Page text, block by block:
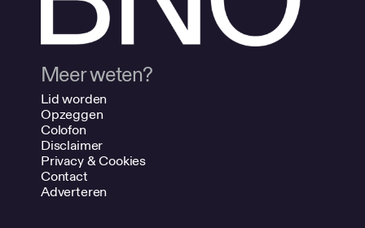
Meer weten?
Lid worden
Opzeggen
Colofon
Disclaimer
Privacy & Cookies
Contact
Adverteren